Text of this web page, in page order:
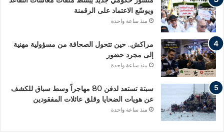
ويوسّع الاعتماد على الرقمنة
منذ ساعة واحدة
مراكش.. حين تتحول الصحافة من مسؤولية مهنية
إلى مجرد حضور
منذ ساعة واحدة
سبتة تستعد لدفن 80 مهاجراً وسط سباق للكشف
عن هويات الضحايا وقلق عائلات المفقودين
منذ ساعة واحدة